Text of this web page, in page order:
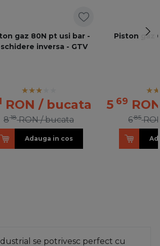
gaz 80N pt usi bar -
inversa - GTV
RON / bucata
818 RON / bucata
Adauga in cos
Piston gaz
5 69
685
se potrivesc perfect cu